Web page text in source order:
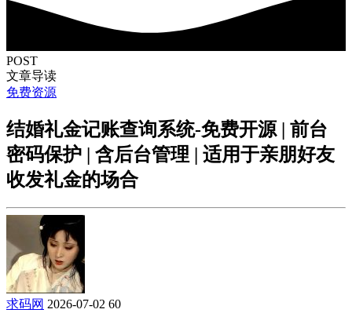
POST
文章导读
免费资源
结婚礼金记账查询系统-免费开源 | 前台
密码保护 | 含后台管理 | 适用于亲朋好友
收发礼金的场合
求码网 2026-07-02 60